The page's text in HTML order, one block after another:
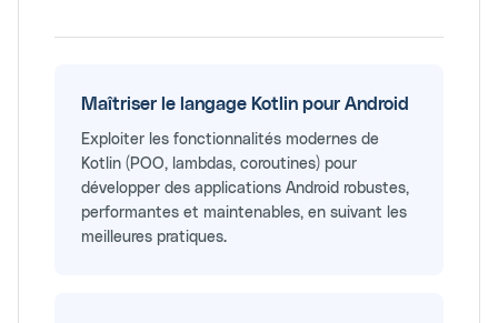
Maîtriser le langage Kotlin pour Android
Exploiter les fonctionnalités modernes de
Kotlin (POO, lambdas, coroutines) pour
développer des applications Android robustes,
performantes et maintenables, en suivant les
meilleures pratiques.